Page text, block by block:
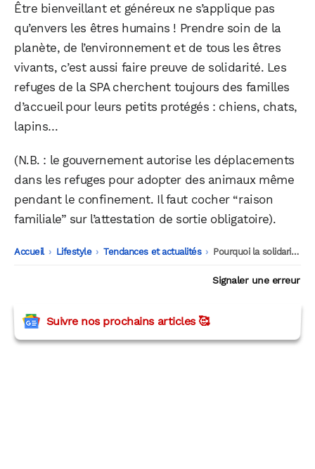
Être bienveillant et généreux ne s’applique pas
qu’envers les êtres humains ! Prendre soin de la
planète, de l’environnement et de tous les êtres
vivants, c’est aussi faire preuve de solidarité. Les
refuges de la SPA cherchent toujours des familles
d’accueil pour leurs petits protégés : chiens, chats,
lapins…
(N.B. : le gouvernement autorise les déplacements
dans les refuges pour adopter des animaux même
pendant le confinement. Il faut cocher “raison
familiale” sur l’attestation de sortie obligatoire).
Accueil -
Lifestyle -
Tendances et actualités -
Pourquoi la solidarité nous fait du bien
Signaler une erreur
Suivre nos prochains articles 🥰